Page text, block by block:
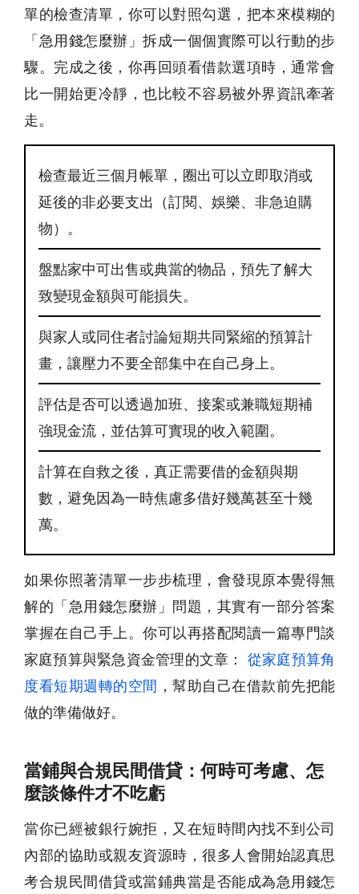
單的檢查清單，你可以對照勾選，把本來模糊的
「急用錢怎麼辦」拆成一個個實際可以行動的步
驟。完成之後，你再回頭看借款選項時，通常會
比一開始更冷靜，也比較不容易被外界資訊牽著
走。
檢查最近三個月帳單，圈出可以立即取消或
延後的非必要支出（訂閱、娛樂、非急迫購
物）。
盤點家中可出售或典當的物品，預先了解大
致變現金額與可能損失。
與家人或同住者討論短期共同緊縮的預算計
畫，讓壓力不要全部集中在自己身上。
評估是否可以透過加班、接案或兼職短期補
強現金流，並估算可實現的收入範圍。
計算在自救之後，真正需要借的金額與期
數，避免因為一時焦慮多借好幾萬甚至十幾
萬。
如果你照著清單一步步梳理，會發現原本覺得無
解的「急用錢怎麼辦」問題，其實有一部分答案
掌握在自己手上。你可以再搭配閱讀一篇專門談
家庭預算與緊急資金管理的文章：
從家庭預算角
度看短期週轉的空間 ，幫助自己在借款前先把能
做的準備做好。
當鋪與合規民間借貸：何時可考慮、怎
麼談條件才不吃虧
當你已經被銀行婉拒，又在短時間內找不到公司
內部的協助或親友資源時，很多人會開始認真思
考合規民間借貸或當鋪典當是否能成為急用錢怎